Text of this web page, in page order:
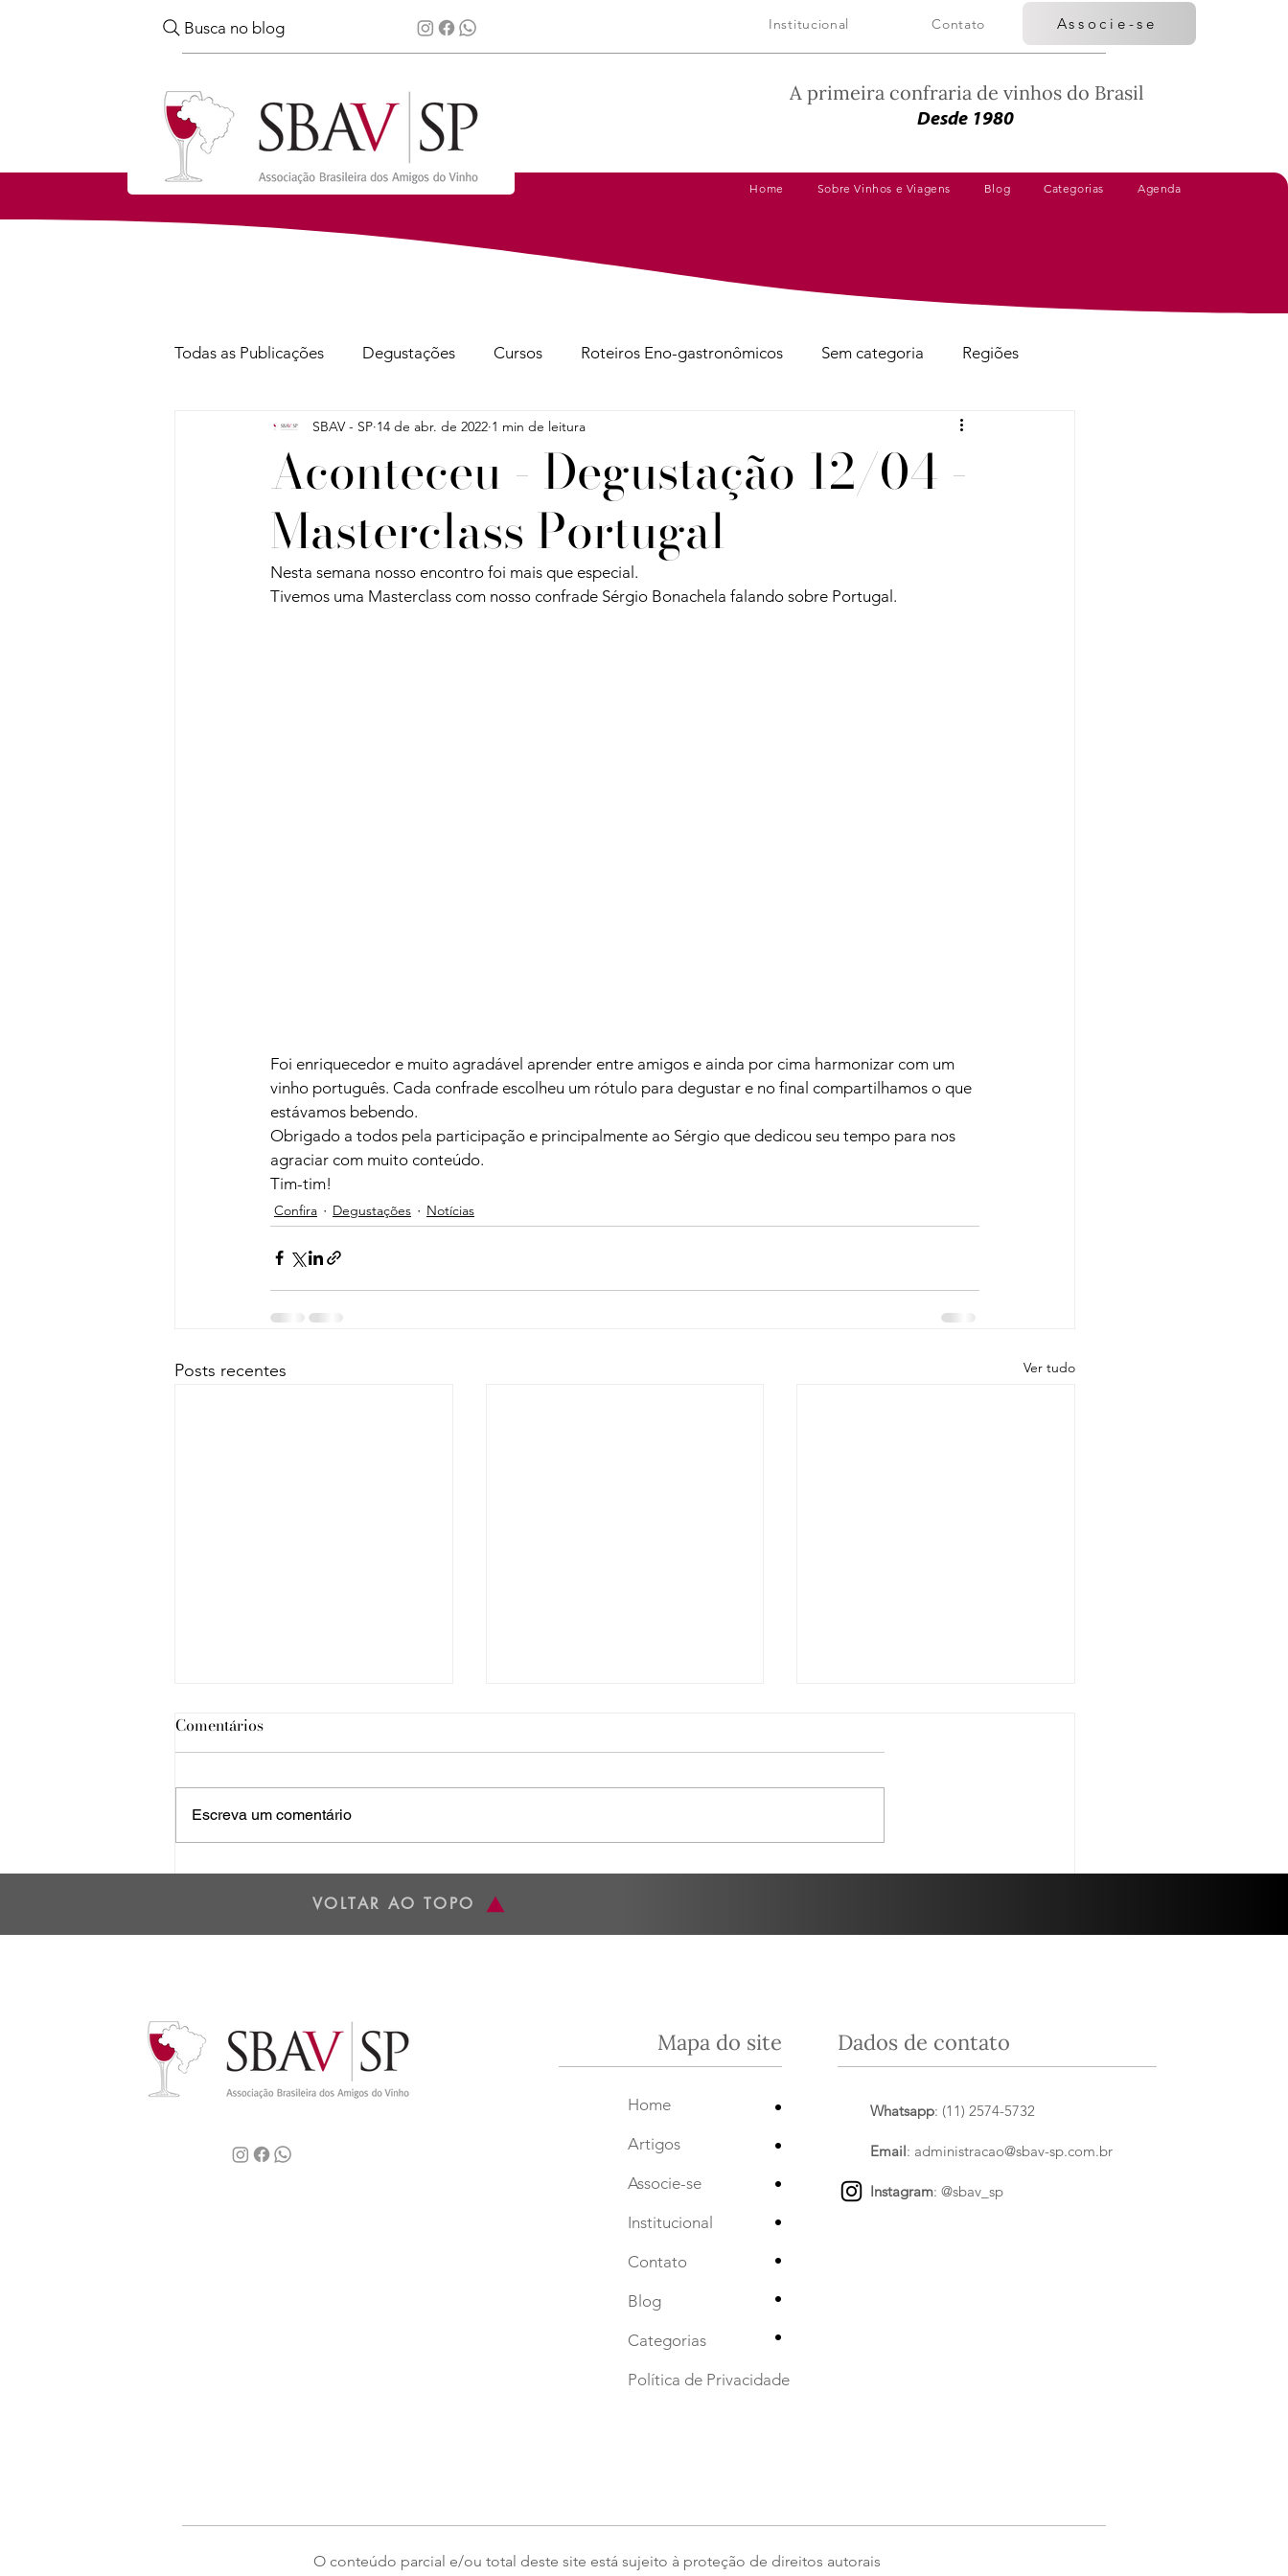
Busca no blog Institucional Contato Associe-se
A primeira confraria de vinhos do Brasil
Desde 1980
Home Sobre Vinhos e Viagens Blog Categorias Agenda
Todas as Publicações Degustações Cursos Roteiros Eno-gastronômicos Sem categoria Regiões
Notícias Viagens Dicas de Harmonização Vinhos Avaliados
Degustações Notícias
Sobre Vinhos e Viagens
Aconteceu - Degustação 12/04 -
Masterclass Portugal
SBAV - SP 14 de abr. de 2022 1 min de leitura
Nesta semana nosso encontro foi mais que especial.
Tivemos uma Masterclass com nosso confrade Sérgio Bonachela falando sobre Portugal.
Foi enriquecedor e muito agradável aprender entre amigos e ainda por cima harmonizar com um
vinho português. Cada confrade escolheu um rótulo para degustar e no final compartilhamos o que
estávamos bebendo.
Obrigado a todos pela participação e principalmente ao Sérgio que dedicou seu tempo para nos
agraciar com muito conteúdo.
Tim-tim!
Confira Degustações Notícias
Posts recentes Ver tudo
Os dois lados da Cordilheira
dos Andes - 01/07/25
O nosso encontro de ontem,
com a Joana...
A nossa degustação do dia 10 de
da Espanha”....
Comentários
Escreva um comentário
VOLTAR AO TOPO
Mapa do site
Home
Artigos
Associe-se
Institucional
Contato
Blog
Categorias
Política de Privacidade
•
•
•
•
•
•
•
Dados de contato
Whatsapp: (11) 2574-5732
Email: administracao@sbav-sp.com.br
Instagram: @sbav_sp
O conteúdo parcial e/ou total deste site está sujeito à proteção de direitos autorais